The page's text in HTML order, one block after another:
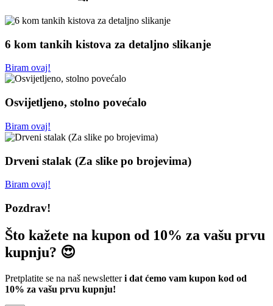
6 kom tankih kistova za detaljno slikanje
Biram ovaj!
Osvijetljeno, stolno povećalo
Biram ovaj!
Drveni stalak (Za slike po brojevima)
Biram ovaj!
Pozdrav!
Što kažete na kupon od 10% za vašu prvu
kupnju? 😍
Pretplatite se na naš newsletteri dat ćemo vam kupon kod od
10% za vašu prvu kupnju!